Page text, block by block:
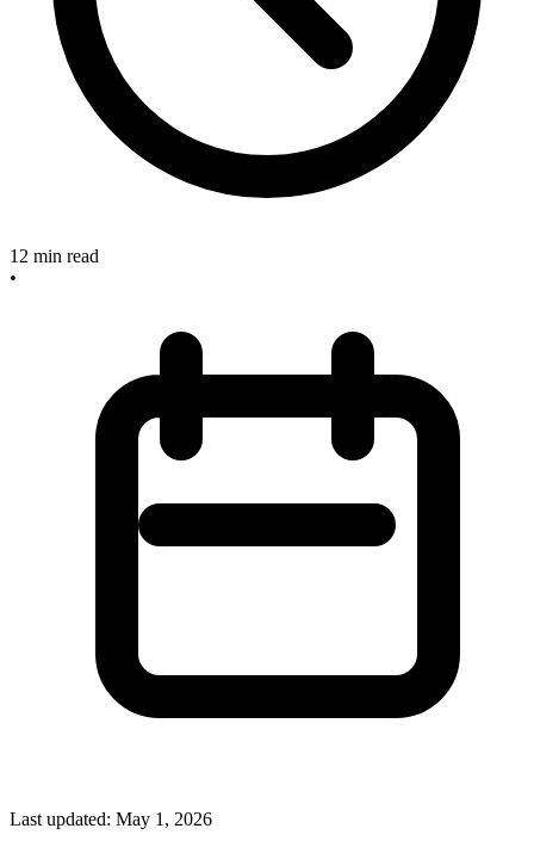
12 min read
•
Last updated: May 1, 2026